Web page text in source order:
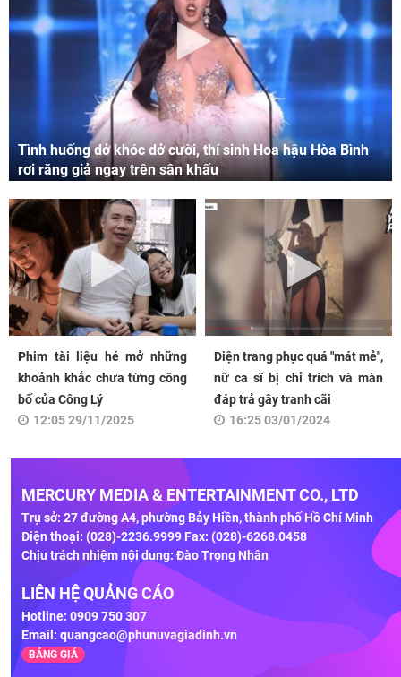
Tình huống dở khóc dở cười, thí sinh Hoa hậu Hòa Bình
rơi răng giả ngay trên sân khấu
Phim tài liệu hé mở những
khoảnh khắc chưa từng công
bố của Công Lý
12:05 29/11/2025
Diện trang phục quá "mát mẻ",
nữ ca sĩ bị chỉ trích và màn
đáp trả gây tranh cãi
16:25 03/01/2024
MERCURY MEDIA & ENTERTAINMENT CO., LTD
Trụ sở: 27 đường A4, phường Bảy Hiền, thành phố Hồ Chí Minh
Điện thoại: (028)-2236.9999 Fax: (028)-6268.0458
Chịu trách nhiệm nội dung: Đào Trọng Nhân
LIÊN HỆ QUẢNG CÁO
Hotline: 0909 750 307
Email: quangcao@phunuvagiadinh.vn
BẢNG GIÁ